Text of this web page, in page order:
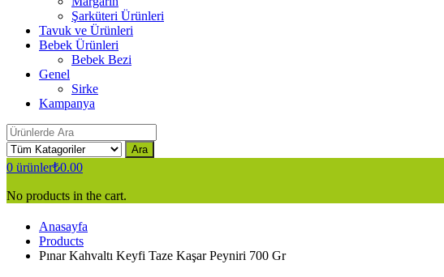
Şarküteri Ürünleri
Tavuk ve Ürünleri
Bebek Ürünleri
Bebek Bezi
Genel
Sirke
Kampanya
Ara
0 ürünler₺0.00
No products in the cart.
Anasayfa
Products
Pınar Kahvaltı Keyfi Taze Kaşar Peyniri 700 Gr